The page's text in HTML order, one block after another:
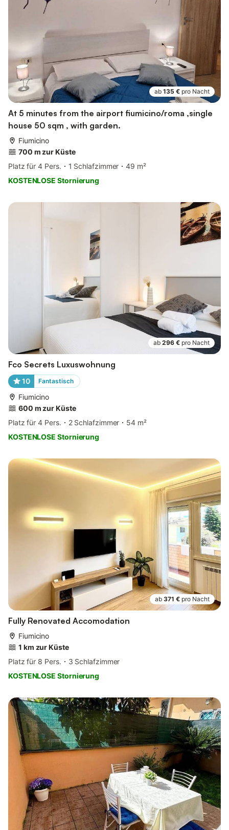
ab 135 € pro Nacht
At 5 minutes from the airport fiumicino/roma ,single
house 50 sqm , with garden.
Fiumicino
700 m zur Küste
Platz für 4 Pers.
1 Schlafzimmer
49 m²
KOSTENLOSE Stornierung
ab 296 € pro Nacht
Fco Secrets Luxuswohnung
10 Fantastisch
Fiumicino
600 m zur Küste
Platz für 4 Pers.
2 Schlafzimmer
54 m²
KOSTENLOSE Stornierung
ab 371 € pro Nacht
Fully Renovated Accomodation
Fiumicino
1 km zur Küste
Platz für 8 Pers.
3 Schlafzimmer
KOSTENLOSE Stornierung